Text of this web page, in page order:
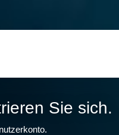
Sie sich.